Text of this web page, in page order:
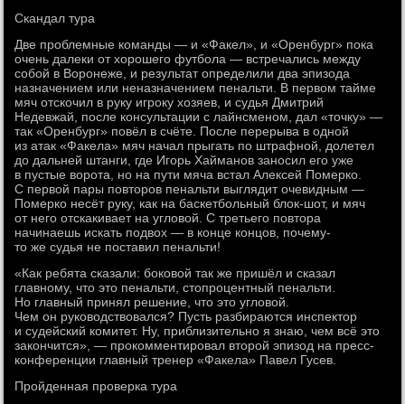
Скандал тура
Две проблемные команды — и «Факел», и «Оренбург» пока
очень далеки от хорошего футбола — встречались между
собой в Воронеже, и результат определили два эпизода
назначением или неназначением пенальти. В первом тайме
мяч отскочил в руку игроку хозяев, и судья Дмитрий
Недевжай, после консультации с лайнсменом, дал «точку» —
так «Оренбург» повёл в счёте. После перерыва в одной
из атак «Факела» мяч начал прыгать по штрафной, долетел
до дальней штанги, где Игорь Хайманов заносил его уже
в пустые ворота, но на пути мяча встал Алексей Померко.
С первой пары повторов пенальти выглядит очевидным —
Померко несёт руку, как на баскетбольный блок-шот, и мяч
от него отскакивает на угловой. С третьего повтора
начинаешь искать подвох — в конце концов, почему-
то же судья не поставил пенальти!
«Как ребята сказали: боковой так же пришёл и сказал
главному, что это пенальти, стопроцентный пенальти.
Но главный принял решение, что это угловой.
Чем он руководствовался? Пусть разбираются инспектор
и судейский комитет. Ну, приблизительно я знаю, чем всё это
закончится», — прокомментировал второй эпизод на пресс-
конференции главный тренер «Факела» Павел Гусев.
Пройденная проверка тура